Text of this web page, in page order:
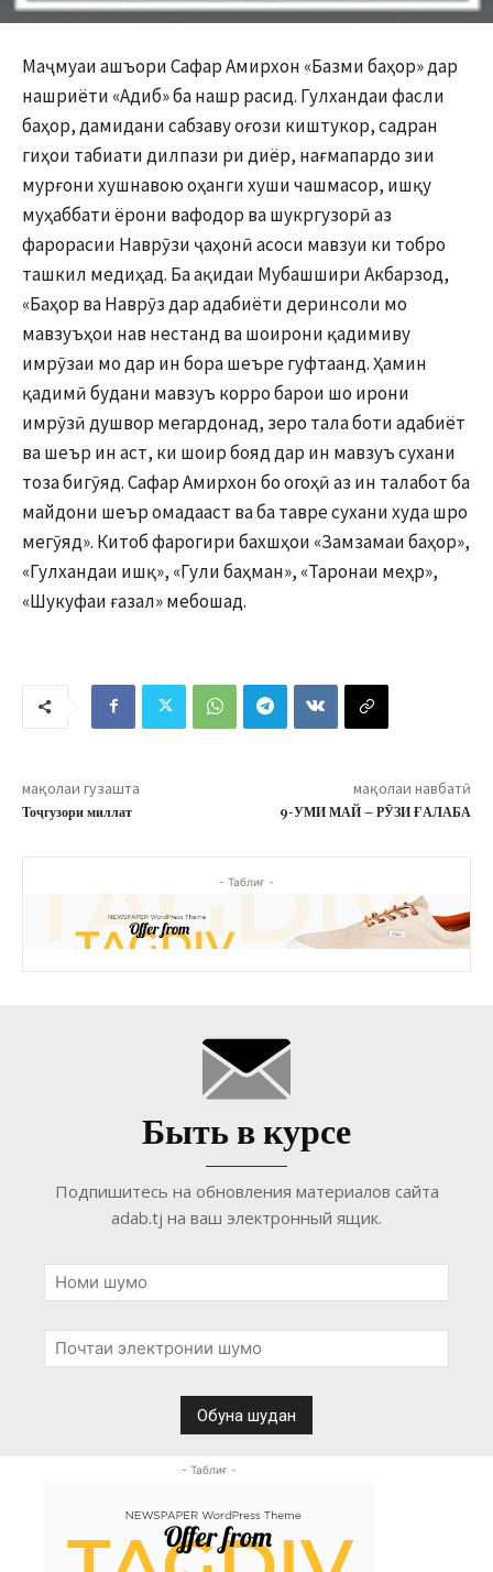
Маҷмуаи ашъори Сафар Амирхон «Базми баҳор» дар
нашриёти «Адиб» ба нашр расид. Гулхандаи фасли
баҳор, дамидани сабзаву оғози киштукор, садран
гиҳои табиати дилпази ри диёр, нағмапардо зии
мурғони хушнавою оҳанги хуши чашмасор, ишқу
муҳаббати ёрони вафодор ва шукргузорӣ аз
фарорасии Наврӯзи ҷаҳонӣ асоси мавзуи ки тобро
ташкил медиҳад. Ба ақидаи Мубашшири Акбарзод,
«Баҳор ва Наврӯз дар адабиёти деринсоли мо
мавзуъҳои нав нестанд ва шоирони қадимиву
имрӯзаи мо дар ин бора шеъре гуфтаанд. Ҳамин
қадимӣ будани мавзуъ корро барои шо ирони
имрӯзӣ душвор мегардонад, зеро тала боти адабиёт
ва шеър ин аст, ки шоир бояд дар ин мавзуъ сухани
тоза бигӯяд. Сафар Амирхон бо огоҳӣ аз ин талабот ба
майдони шеър омадааст ва ба тавре сухани худа шро
мегӯяд». Китоб фарогири бахшҳои «Замзамаи баҳор»,
«Гулхандаи ишқ», «Гули баҳман», «Таронаи меҳр»,
«Шукуфаи ғазал» мебошад.
мақолаи гузашта
Тоҷгузори миллат
мақолаи навбатӣ
9-УМИ МАЙ – РӮЗИ ҒАЛАБА
- Таблиғ -
Быть в курсе
Подпишитесь на обновления материалов сайта
adab.tj на ваш электронный ящик.
- Таблиғ -